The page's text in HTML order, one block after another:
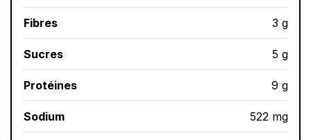
Fibres 3 g
Sucres 5 g
Protéines 9 g
Sodium 522 mg